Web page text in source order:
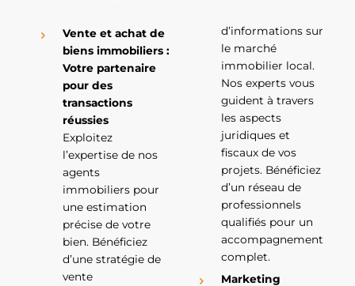
Vente et achat de
biens immobiliers :
Votre partenaire
pour des
transactions
réussies
Exploitez
l’expertise de nos
agents
immobiliers pour
une estimation
précise de votre
bien. Bénéficiez
d’une stratégie de
vente
d’informations sur
le marché
immobilier local.
Nos experts vous
guident à travers
les aspects
juridiques et
fiscaux de vos
projets. Bénéficiez
d’un réseau de
professionnels
qualifiés pour un
accompagnement
complet.
Marketing